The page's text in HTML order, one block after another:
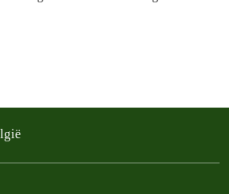
there to celebrate?” viel er te lezen
liefst 600 m2.